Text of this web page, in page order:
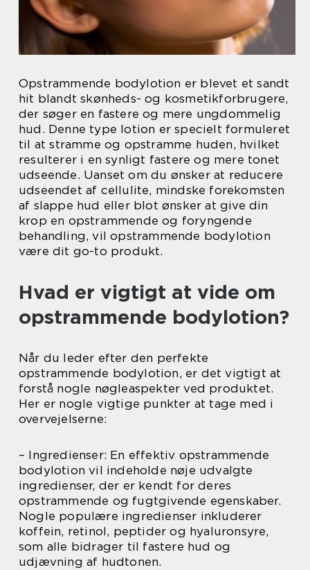
Opstrammende bodylotion er blevet et sandt
hit blandt skønheds- og kosmetikforbrugere,
der søger en fastere og mere ungdommelig
hud. Denne type lotion er specielt formuleret
til at stramme og opstramme huden, hvilket
resulterer i en synligt fastere og mere tonet
udseende. Uanset om du ønsker at reducere
udseendet af cellulite, mindske forekomsten
af slappe hud eller blot ønsker at give din
krop en opstrammende og foryngende
behandling, vil opstrammende bodylotion
være dit go-to produkt.
Hvad er vigtigt at vide om
opstrammende bodylotion?
Når du leder efter den perfekte
opstrammende bodylotion, er det vigtigt at
forstå nogle nøgleaspekter ved produktet.
Her er nogle vigtige punkter at tage med i
overvejelserne:
– Ingredienser: En effektiv opstrammende
bodylotion vil indeholde nøje udvalgte
ingredienser, der er kendt for deres
opstrammende og fugtgivende egenskaber.
Nogle populære ingredienser inkluderer
koffein, retinol, peptider og hyaluronsyre,
som alle bidrager til fastere hud og
udjævning af hudtonen.